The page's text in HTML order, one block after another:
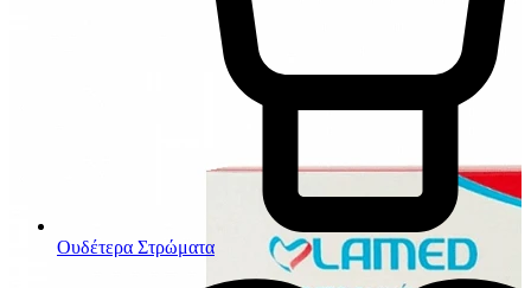
Ουδέτερα Στρώματα